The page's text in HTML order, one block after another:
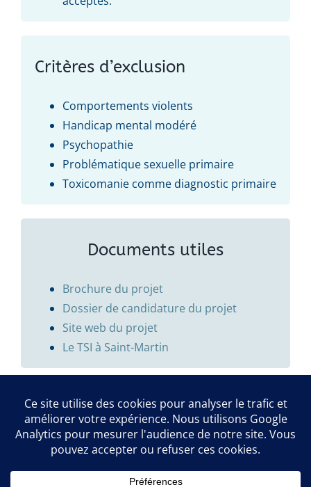
Critères d’exclusion
Comportements violents
Handicap mental modéré
Psychopathie
Problématique sexuelle primaire
Toxicomanie comme diagnostic primaire
Documents utiles
Brochure du projet
Dossier de candidature du projet
Site web du projet
Le TSI à Saint-Martin
ParMartin | 22 août 2022